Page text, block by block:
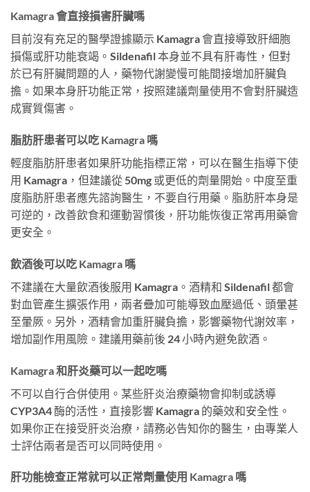
Kamagra 會直接損害肝臟嗎
目前沒有充足的醫學證據顯示 Kamagra 會直接導致肝細胞
損傷或肝功能衰竭。Sildenafil 本身並不具有肝毒性，但對
於已有肝臟問題的人，藥物代謝變慢可能間接增加肝臟負
擔。如果本身肝功能正常，按照建議劑量使用不會對肝臟造
成實質傷害。
脂肪肝患者可以吃 Kamagra 嗎
輕度脂肪肝患者如果肝功能指標正常，可以在醫生指導下使
用 Kamagra，但建議從 50mg 或更低的劑量開始。中度至重
度脂肪肝患者應先諮詢醫生，不要自行用藥。脂肪肝本身是
可逆的，改善飲食和運動習慣後，肝功能恢復正常再用藥會
更安全。
飲酒後可以吃 Kamagra 嗎
不建議在大量飲酒後服用 Kamagra。酒精和 Sildenafil 都會
對血管產生擴張作用，兩者疊加可能導致血壓過低、頭暈甚
至暈厥。另外，酒精會加重肝臟負擔，影響藥物代謝效率，
增加副作用風險。建議用藥前後 24 小時內避免飲酒。
Kamagra 和肝炎藥可以一起吃嗎
不可以自行合併使用。某些肝炎治療藥物會抑制或誘導
CYP3A4 酶的活性，直接影響 Kamagra 的藥效和安全性。
如果你正在接受肝炎治療，請務必告知你的醫生，由專業人
士評估兩者是否可以同時使用。
肝功能檢查正常就可以正常劑量使用 Kamagra 嗎